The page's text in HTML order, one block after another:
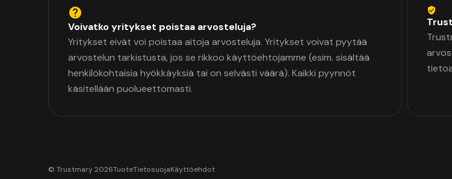
Voivatko yritykset poistaa arvosteluja?
Yritykset eivät voi poistaa aitoja arvosteluja. Yritykset voivat pyytää
arvostelun tarkistusta, jos se rikkoo käyttöehtojamme (esim. sisältää
henkilökohtaisia hyökkäyksiä tai on selvästi väärä). Kaikki pyynnöt
käsitellään puolueettomasti.
© Trustmary 2026TuoteTietosuojaKäyttöehdot